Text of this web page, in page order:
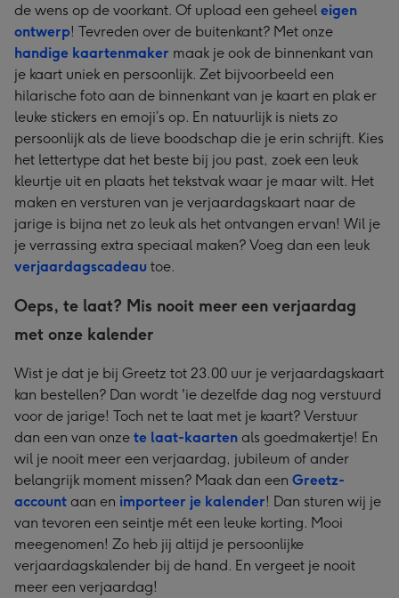
de wens op de voorkant. Of upload een geheel eigen
ontwerp! Tevreden over de buitenkant? Met onze
handige kaartenmaker maak je ook de binnenkant van
je kaart uniek en persoonlijk. Zet bijvoorbeeld een
hilarische foto aan de binnenkant van je kaart en plak er
leuke stickers en emoji’s op. En natuurlijk is niets zo
persoonlijk als de lieve boodschap die je erin schrijft. Kies
het lettertype dat het beste bij jou past, zoek een leuk
kleurtje uit en plaats het tekstvak waar je maar wilt. Het
maken en versturen van je verjaardagskaart naar de
jarige is bijna net zo leuk als het ontvangen ervan! Wil je
je verrassing extra speciaal maken? Voeg dan een leuk
verjaardagscadeau toe.
Oeps, te laat? Mis nooit meer een verjaardag
met onze kalender
Wist je dat je bij Greetz tot 23.00 uur je verjaardagskaart
kan bestellen? Dan wordt 'ie dezelfde dag nog verstuurd
voor de jarige! Toch net te laat met je kaart? Verstuur
dan een van onze te laat-kaarten als goedmakertje! En
wil je nooit meer een verjaardag, jubileum of ander
belangrijk moment missen? Maak dan een Greetz-
account aan en importeer je kalender! Dan sturen wij je
van tevoren een seintje mét een leuke korting. Mooi
meegenomen! Zo heb jij altijd je persoonlijke
verjaardagskalender bij de hand. En vergeet je nooit
meer een verjaardag!